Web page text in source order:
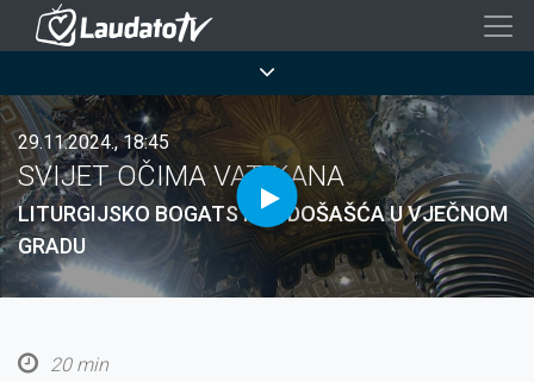
Skoči
sadržaj
29.11.2024., 18:45
SVIJET OČIMA VATIKANA
LITURGIJSKO BOGATSTVO DOŠAŠĆA U VJEČNOM
GRADU
20 min